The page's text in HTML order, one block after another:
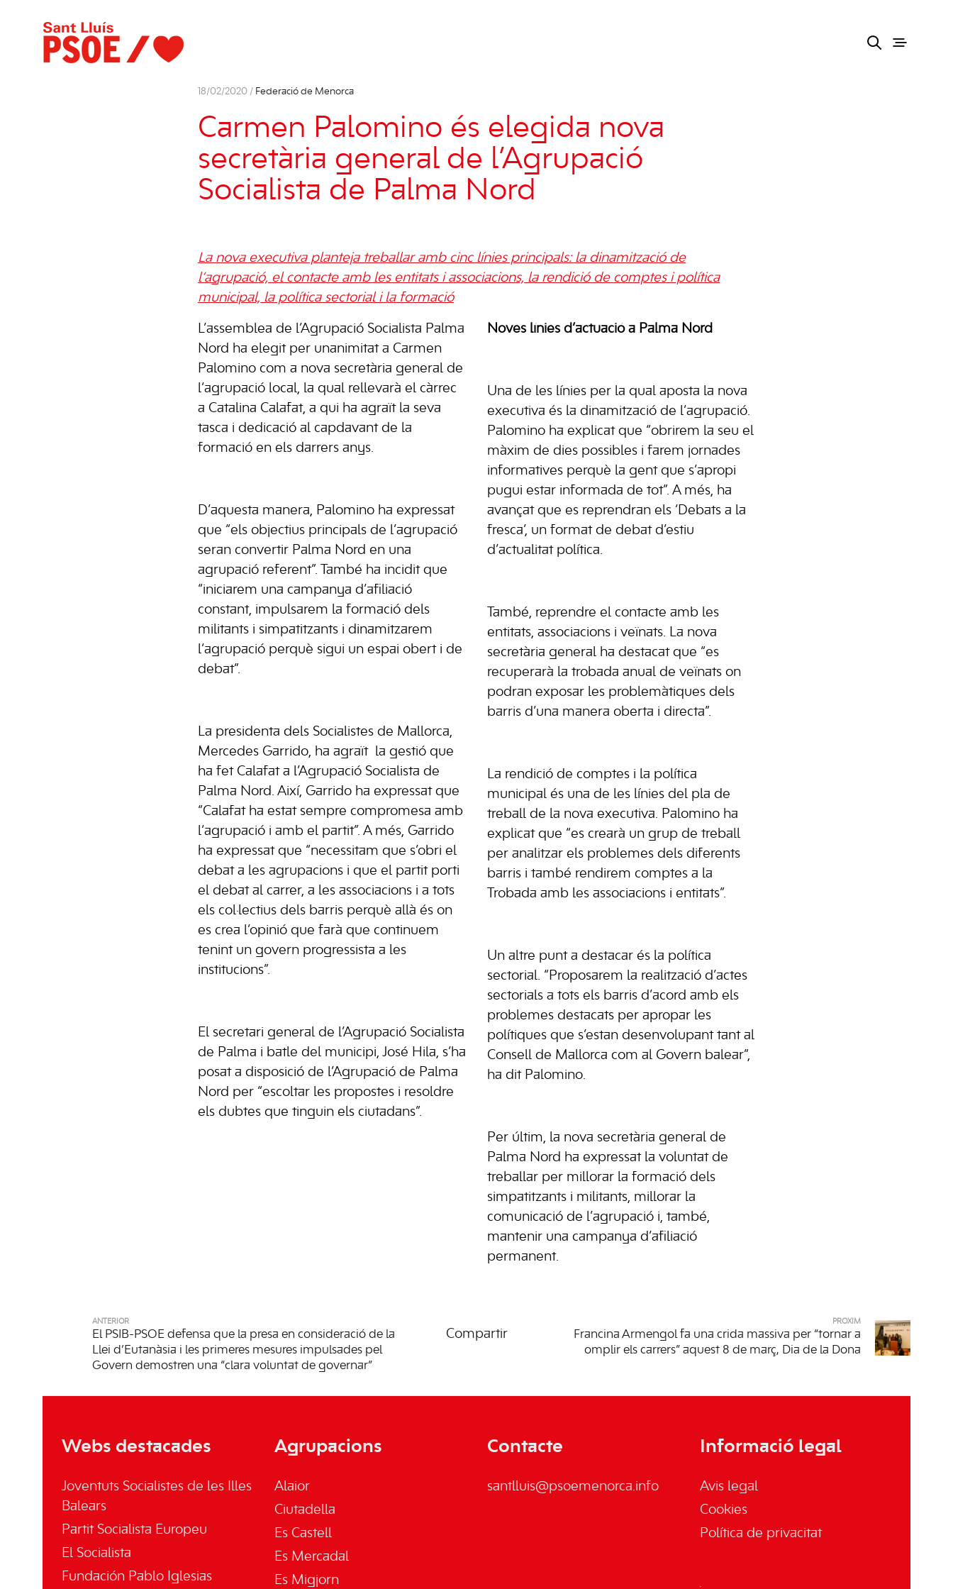
18/02/2020 / Federació de Menorca
Carmen Palomino és elegida nova
secretària general de l’Agrupació
Socialista de Palma Nord
La nova executiva planteja treballar amb cinc línies principals: la dinamització de
l’agrupació, el contacte amb les entitats i associacions, la rendició de comptes i política
municipal, la política sectorial i la formació
L’assemblea de l’Agrupació Socialista Palma
Nord ha elegit per unanimitat a Carmen
Palomino com a nova secretària general de
l’agrupació local, la qual rellevarà el càrrec
a Catalina Calafat, a qui ha agraït la seva
tasca i dedicació al capdavant de la
formació en els darrers anys.
D’aquesta manera, Palomino ha expressat
que “els objectius principals de l’agrupació
seran convertir Palma Nord en una
agrupació referent”. També ha incidit que
“iniciarem una campanya d’afiliació
constant, impulsarem la formació dels
militants i simpatitzants i dinamitzarem
l’agrupació perquè sigui un espai obert i de
debat”.
La presidenta dels Socialistes de Mallorca,
Mercedes Garrido, ha agraït la gestió que
ha fet Calafat a l’Agrupació Socialista de
Palma Nord. Així, Garrido ha expressat que
“Calafat ha estat sempre compromesa amb
l’agrupació i amb el partit”. A més, Garrido
ha expressat que “necessitam que s’obri el
debat a les agrupacions i que el partit porti
el debat al carrer, a les associacions i a tots
els col·lectius dels barris perquè allà és on
es crea l’opinió que farà que continuem
tenint un govern progressista a les
institucions”.
El secretari general de l’Agrupació Socialista
de Palma i batle del municipi, José Hila, s’ha
posat a disposició de l’Agrupació de Palma
Nord per “escoltar les propostes i resoldre
els dubtes que tinguin els ciutadans”.
Noves línies d’actuació a Palma Nord
Una de les línies per la qual aposta la nova
executiva és la dinamització de l’agrupació.
Palomino ha explicat que “obrirem la seu el
màxim de dies possibles i farem jornades
informatives perquè la gent que s’apropi
pugui estar informada de tot”. A més, ha
avançat que es reprendran els ‘Debats a la
fresca’, un format de debat d’estiu
d’actualitat política.
També, reprendre el contacte amb les
entitats, associacions i veïnats. La nova
secretària general ha destacat que “es
recuperarà la trobada anual de veïnats on
podran exposar les problemàtiques dels
barris d’una manera oberta i directa”.
La rendició de comptes i la política
municipal és una de les línies del pla de
treball de la nova executiva. Palomino ha
explicat que “es crearà un grup de treball
per analitzar els problemes dels diferents
barris i també rendirem comptes a la
Trobada amb les associacions i entitats”.
Un altre punt a destacar és la política
sectorial. “Proposarem la realització d’actes
sectorials a tots els barris d’acord amb els
problemes destacats per apropar les
polítiques que s’estan desenvolupant tant al
Consell de Mallorca com al Govern balear”,
ha dit Palomino.
Per últim, la nova secretària general de
Palma Nord ha expressat la voluntat de
treballar per millorar la formació dels
simpatitzants i militants, millorar la
comunicació de l’agrupació i, també,
mantenir una campanya d’afiliació
permanent.
ANTERIOR
El PSIB-PSOE defensa que la presa en consideració de la
Llei d’Eutanàsia i les primeres mesures impulsades pel
Govern demostren una “clara voluntat de governar”
Compartir
PRÒXIM
Francina Armengol fa una crida massiva per “tornar a
omplir els carrers” aquest 8 de març, Dia de la Dona
Webs destacades
Joventuts Socialistes de les Illes
Balears
Partit Socialista Europeu
El Socialista
Fundación Pablo Iglesias
Agrupacions
Alaior
Ciutadella
Es Castell
Es Mercadal
Es Migjorn
Contacte
santlluis@psoemenorca.info
Informació legal
Avis legal
Cookies
Política de privacitat